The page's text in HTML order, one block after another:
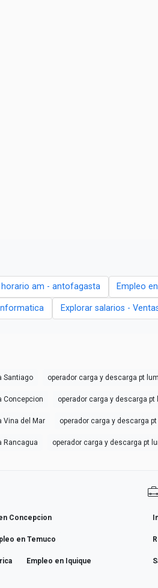
am - antofagasta Empleo
Explorar salarios -
Santiago operador carga y descarga pt
Concepcion operador carga y descarga
Vina del Mar operador carga y descarga
Rancagua operador carga y descarga pt
Concepcion
en Temuco
Empleo en Iquique